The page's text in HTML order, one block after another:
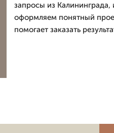
запросы из Калининграда,
оформляем понятный
помогает заказать